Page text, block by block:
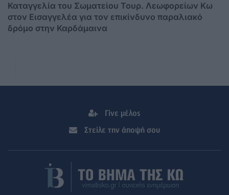
Καταγγελία του Σωματείου Τουρ. Λεωφορείων Κω
στον Εισαγγελέα για τον επικίνδυνο παραλιακό
δρόμο στην Καρδάμαινα
Γίνε μέλος
Στείλε την άποψή σου